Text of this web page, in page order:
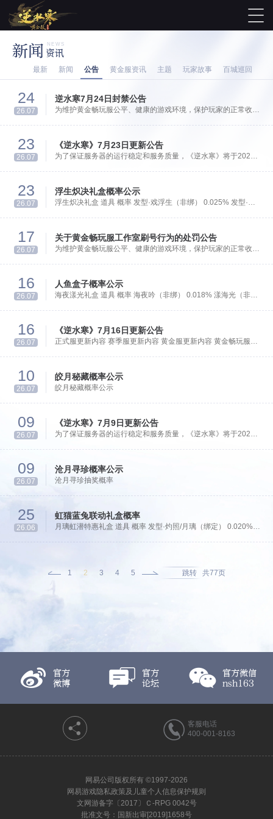
新闻 资讯
NEWS
最新 新闻 公告 黄金服资讯 主题 玩家故事 百城巡回
24
26.07
逆水寒7月24日封禁公告
为维护黄金畅玩服公平、健康的游戏环境，保护玩家的正常收益
已进行封禁处理。
23
26.07
《逆水寒》7月23日更新公告
为了保证服务器的运行稳定和服务质量，《逆水寒》将于2026
23
26.07
浮生炽决礼盒概率公示
浮生炽决礼盒 道具 概率 发型·戏浮生（非绑） 0.025% 发型·寂
17
26.07
关于黄金畅玩服工作室刷号行为的处罚公告
为维护黄金畅玩服公平、健康的游戏环境，保护玩家的正常收益
色已进行封禁处理。
16
26.07
人鱼盒子概率公示
海夜漾光礼盒 道具 概率 海夜吟（非绑） 0.018% 漾海光（非
16
26.07
《逆水寒》7月16日更新公告
正式服更新内容 赛季服更新内容 黄金服更新内容 黄金畅玩服更
预计维护到上午10时。 本次更新结束后，游戏客户端版本将升
为26-07-15-02-00，更新客户端后可进入游戏。
10
26.07
皎月秘藏概率公示
皎月秘藏概率公示
09
26.07
《逆水寒》7月9日更新公告
为了保证服务器的运行稳定和服务质量，《逆水寒》将于2026
09
26.07
沧月寻珍概率公示
沧月寻珍抽奖概率
25
26.06
虹猫蓝兔联动礼盒概率
月璃虹潜特惠礼盒 道具 概率 发型·灼照/月璃（绑定） 0.020%
1 2 3 4 5 跳转 共77页
官方
微博
官方
论坛
官方微信
nsh163
客服电话
400-001-8163
网易公司版权所有 ©1997-2026
网易游戏隐私政策及儿童个人信息保护规则
文网游备字〔2017〕Ｃ-RPG 0042号
批准文号：国新出审[2019]1658号